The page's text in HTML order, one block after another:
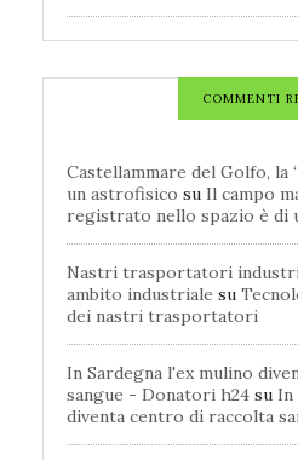
COMMENTI
Castellammare del Golfo, la
un astrofisico su Il campo
registrato nello spazio è di
Nastri trasportatori
ambito industriale su
dei nastri trasportatori
In Sardegna l'ex mulino
sangue - Donatori h24 su In
diventa centro di raccolta